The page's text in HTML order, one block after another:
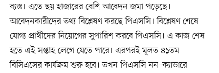
ব্যস্ত। এতে ছয় হাজারের বেশি আবেদন জমা পড়েছে।
আবেদনকারীদের তথ্য বিশ্লেষণ করছে পিএসসি। বিশ্লেষণ শেষে
যোগ্য প্রার্থীদের নিয়োগের সুপারিশ করবে পিএসসি। এ কাজ শেষ
হতে এই সপ্তাহ লেগে যেতে পারে। এরপরই মূলত ৪১তম
বিসিএসের কার্যক্রম শুরু হবে। তখন পিএসসি নন–ক্যাডারে